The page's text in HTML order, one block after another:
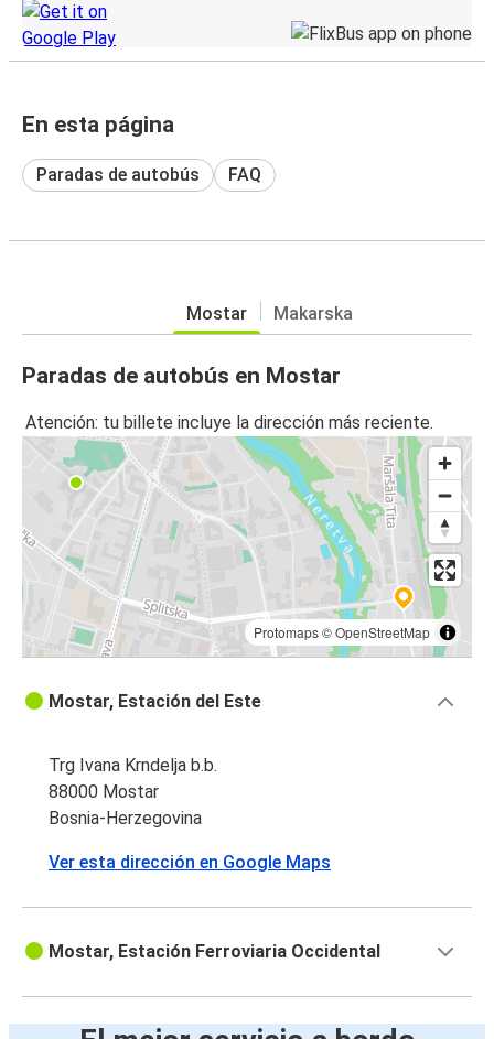
En esta página
Paradas de autobús FAQ
Mostar Makarska
Paradas de autobús en Mostar
Atención: tu billete incluye la dirección más reciente.
Protomaps©OpenStreetMap
Mostar, Estación del Este
Trg Ivana Krndelja b.b.
88000 Mostar
Bosnia-Herzegovina
Ver esta dirección en Google Maps
Mostar, Estación Ferroviaria Occidental